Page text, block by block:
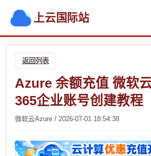
上云国际站
返回列表
Azure 余额充值 微软
365企业账号创建教程
微软云Azure / 2026-07-01 18:54:38